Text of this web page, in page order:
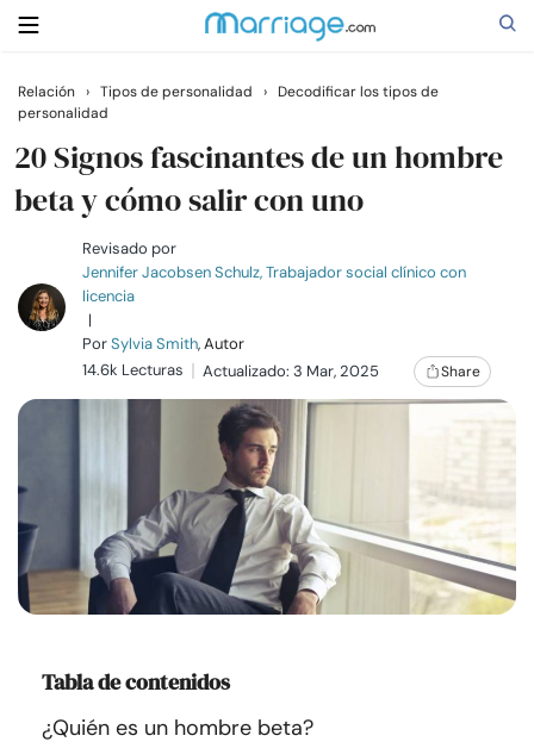
Buscar
Casarse
Relaciones
Familia
Ayuda
Cursos
Recursos
Encuentra un terapeuta
Relación › Tipos de personalidad ›
Decodificar los tipos de
personalidad
20 Signos fascinantes de un hombre
beta y cómo salir con uno
Revisado por
Jennifer Jacobsen Schulz, Trabajador social clínico con
licencia
|
PorSylvia Smith, Autor
14.6k Lecturas
Actualizado: 3 Mar, 2025 Share
Tabla de contenidos
¿Quién es un hombre beta?